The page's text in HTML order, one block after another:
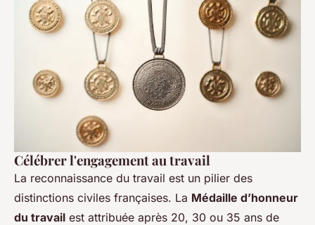
Célébrer l'engagement au travail
La reconnaissance du travail est un pilier des
distinctions civiles françaises. La Médaille d’honneur
du travail est attribuée après 20, 30 ou 35 ans de